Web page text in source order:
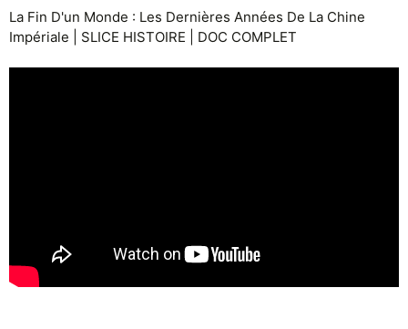
La Fin D'un Monde : Les Dernières Années De La Chine
Impériale | SLICE HISTOIRE | DOC COMPLET